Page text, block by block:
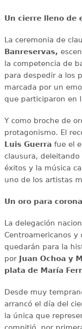
Un cierre lleno de
La ceremonia de
Banreservas,
la competencia de
para despedir a los
marcada por un
que participaron en
Y como broche de
protagonismo. El
Luis Guerra fue el
clausura,
éxitos y la música
uno de los artistas
Un oro para
La delegación
Centroamericanos y
quedarán para la
por Juan Ochoa y
plata de María
Desde muy
arrancó el día del
la única que